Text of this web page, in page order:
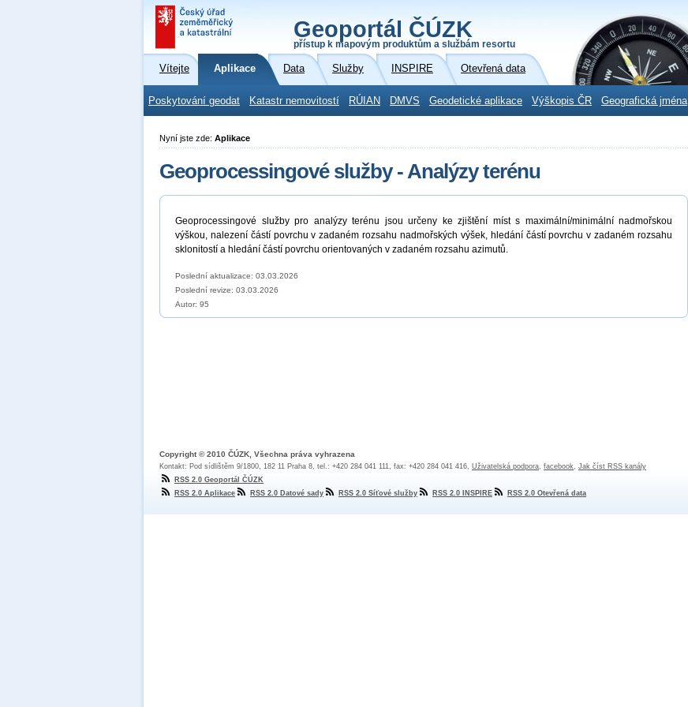
Geoportál ČÚZK
přístup k mapovým produktům a službám resortu
Vítejte Aplikace Data Služby INSPIRE Otevřená data
Poskytování geodat Katastr nemovitostí RÚIAN DMVS Geodetické aplikace Výškopis ČR Geografická jména
Nyní jste zde: Aplikace
Geoprocessingové služby - Analýzy terénu
Geoprocessingové služby pro analýzy terénu jsou určeny ke zjištění míst s maximální/minimální nadmořskou
výškou, nalezení částí povrchu v zadaném rozsahu nadmořských výšek, hledání částí povrchu v zadaném rozsahu
sklonitostí a hledání částí povrchu orientovaných v zadaném rozsahu azimutů.
Poslední aktualizace: 03.03.2026
Poslední revize: 03.03.2026
Autor: 95
Copyright © 2010 ČÚZK, Všechna práva vyhrazena
Kontakt: Pod sídlištěm 9/1800, 182 11 Praha 8, tel.: +420 284 041 111, fax: +420 284 041 416, Uživatelská podpora, facebook, Jak číst RSS kanály
RSS 2.0 Geoportál ČÚZK
RSS 2.0 Aplikace
RSS 2.0 Datové sady RSS 2.0 Síťové služby RSS 2.0 INSPIRE RSS 2.0 Otevřená data